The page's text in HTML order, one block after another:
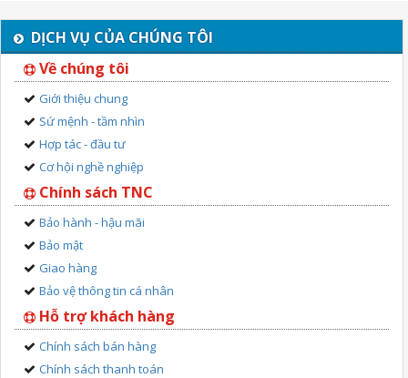
DỊCH VỤ CỦA CHÚNG TÔI
Về chúng tôi
Giới thiệu chung
Sứ mệnh - tầm nhìn
Hợp tác - đầu tư
Cơ hội nghề nghiệp
Chính sách TNC
Bảo hành - hậu mãi
Bảo mật
Giao hàng
Bảo vệ thông tin cá nhân
Hỗ trợ khách hàng
Chính sách bán hàng
Chính sách thanh toán